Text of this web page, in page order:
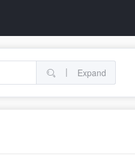
| Expand